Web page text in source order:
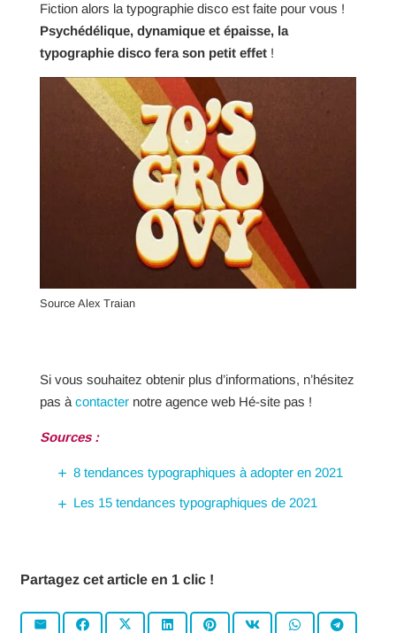
Fiction alors la typographie disco est faite pour vous !
Psychédélique, dynamique et épaisse, la
typographie disco fera son petit effet !
Source Alex Traian
Si vous souhaitez obtenir plus d’informations, n’hésitez
pas à contacter notre agence web Hé-site pas !
Sources :
8 tendances typographiques à adopter en 2021
Les 15 tendances typographiques de 2021
Partagez cet article en 1 clic !